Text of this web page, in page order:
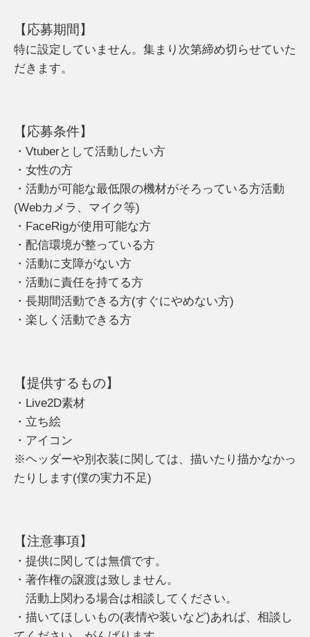
【応募期間】
特に設定していません。集まり次第締め切らせていた
だきます。
【応募条件】
・Vtuberとして活動したい方
・女性の方
・活動が可能な最低限の機材がそろっている方活動
(Webカメラ、マイク等)
・FaceRigが使用可能な方
・配信環境が整っている方
・活動に支障がない方
・活動に責任を持てる方
・長期間活動できる方(すぐにやめない方)
・楽しく活動できる方
【提供するもの】
・Live2D素材
・立ち絵
・アイコン
※ヘッダーや別衣装に関しては、描いたり描かなかっ
たりします(僕の実力不足)
【注意事項】
・提供に関しては無償です。
・著作権の譲渡は致しません。
活動上関わる場合は相談してください。
・描いてほしいもの(表情や装いなど)あれば、相談し